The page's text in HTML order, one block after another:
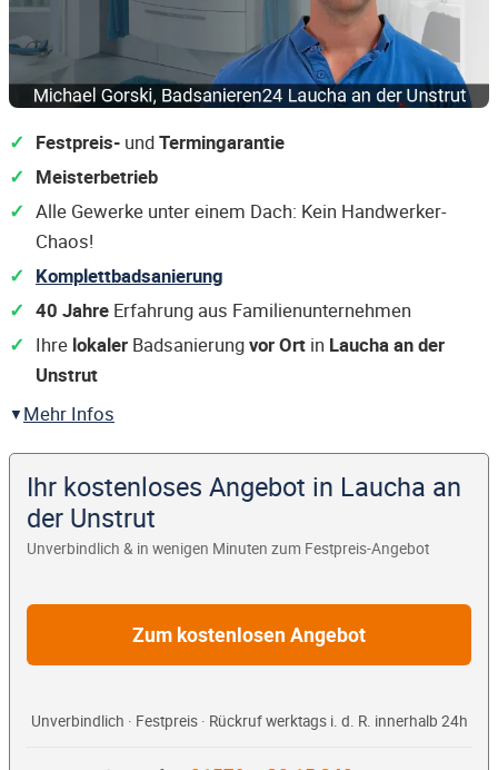
Festpreis- undTermingarantie
Meisterbetrieb
Alle Gewerke unter einem Dach: Kein Handwerker-
Chaos!
Komplettbadsanierung
40 Jahre Erfahrung aus Familienunternehmen
Ihre lokaler Badsanierungvor Ort in Laucha an der
Unstrut
Mehr Infos
Ihr kostenloses Angebot in Laucha an
der Unstrut
Unverbindlich & in wenigen Minuten zum Festpreis-Angebot
Zum kostenlosen Angebot
Unverbindlich · Festpreis · Rückruf werktags i. d. R. innerhalb 24h